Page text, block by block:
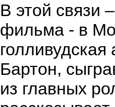
В этой связи
фильма - в
Бартон,
из главных